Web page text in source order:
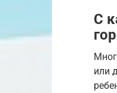
С
или